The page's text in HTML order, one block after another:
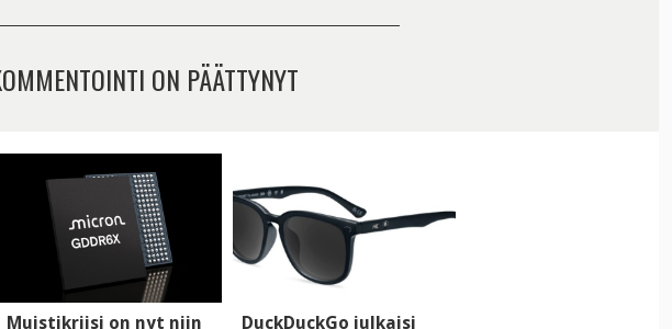
ON PÄÄTTYNYT
Muistikriisi on nyt niin
DuckDuckGo julkaisi